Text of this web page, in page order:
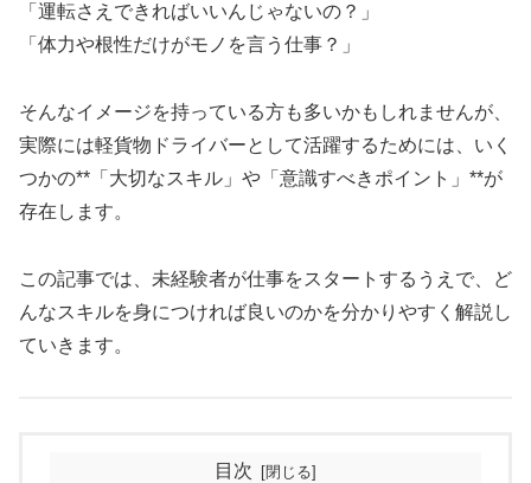
「運転さえできればいいんじゃないの？」
「体力や根性だけがモノを言う仕事？」
そんなイメージを持っている方も多いかもしれませんが、
実際には軽貨物ドライバーとして活躍するためには、いく
つかの**「大切なスキル」や「意識すべきポイント」**が
存在します。
この記事では、未経験者が仕事をスタートするうえで、ど
んなスキルを身につければ良いのかを分かりやすく解説し
ていきます。
目次